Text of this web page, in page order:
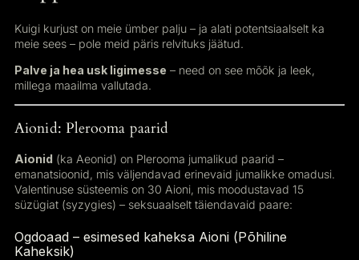
Kuigi kurjust on meie ümber palju – ja alati potentsiaalselt ka
meie sees – pole meid päris relvituks jäätud.
Palve ja hea usk ligimesse – need on see mõõk ja leek,
millega maailma vallutada.
Aionid: Plerooma paarid
Aionid (ka Aeonid) on Plerooma jumalikud paarid –
emanatsioonid, mis väljendavad erinevaid jumalikke omadusi.
Valentinuse süsteemis on 30 Aioni, mis moodustavad 15
süzügiat (syzygies) – seksuaalselt täiendavaid paare:
Ogdoaad – esimesed kaheksa Aioni (Põhiline
Kaheksik)